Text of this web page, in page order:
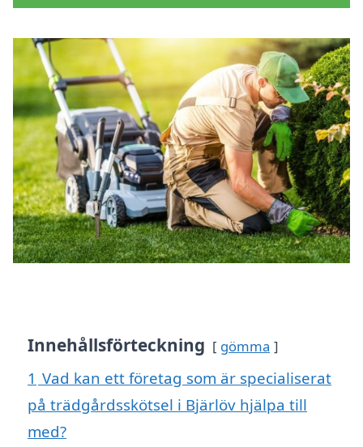
Innehållsförteckning gömma
1 Vad kan ett företag som är specialiserat
på trädgårdsskötsel i Bjärlöv hjälpa till
med?